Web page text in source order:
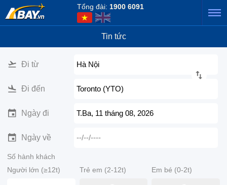
Tổng đài: 1900 6091
Tin tức
Đi từ Hà Nội
Đi đến Toronto (YTO)
Ngày đi T.Ba, 11 tháng 08, 2026
Ngày về --/--/----
Số hành khách
Người lớn (≥12t)
Trẻ em (2-12t) Em bé (0-2t)